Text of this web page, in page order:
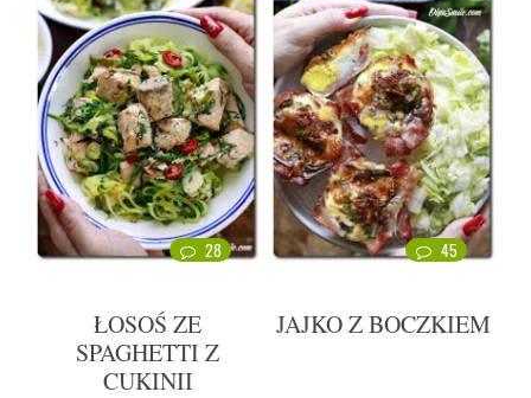
28
ŁOSOŚ ZE
SPAGHETTI Z
CUKINII
45
JAJKO Z BOCZKIEM